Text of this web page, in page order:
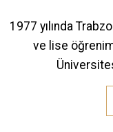
1977 yılında
ve lise